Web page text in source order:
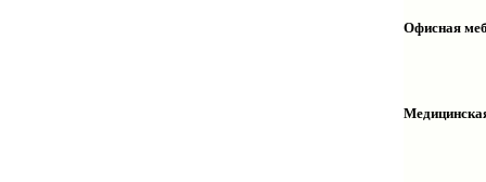
Офисная